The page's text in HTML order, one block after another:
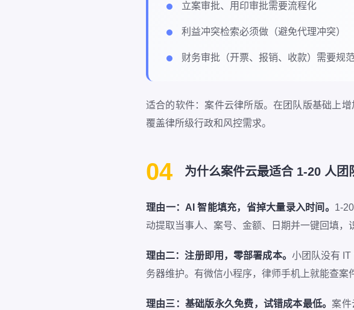
立案审批、用印审批需要流程化
利益冲突检索必须做（避免代理冲突）
财务审批（开票、报销、收款）需要规
适合的软件：案件云律所版。在团队版基础上
覆盖律所级行政和风控需求。
04 为什么案件云最适合 1-20 人团
理由一：AI 智能填充，省掉大量录入时间。 1-
动提取当事人、案号、金额、日期并一键回填，
理由二：注册即用，零部署成本。 小团队没有
务器维护。有微信小程序，律师手机上就能查案
理由三：基础版永久免费，试错成本最低。案件